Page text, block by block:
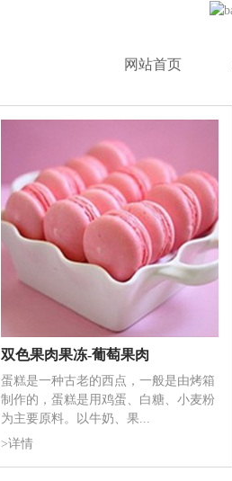
网站首页
美食甜品>马卡龙
双色果肉果冻-葡萄果肉
蛋糕是一种古老的西点，一般是由烤箱
制作的，蛋糕是用鸡蛋、白糖、小麦粉
为主要原料。以牛奶、果...
>详情